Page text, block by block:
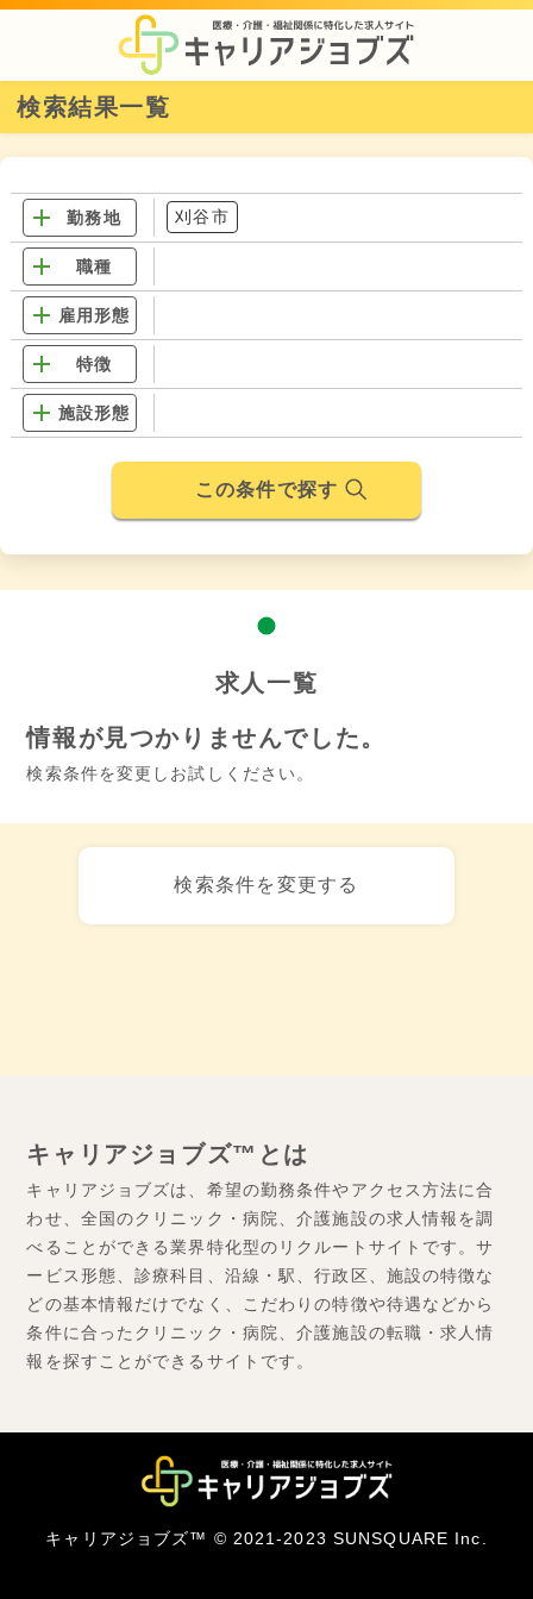
検索結果一覧
勤務地 刈谷市
職種
雇用形態
特徴
施設形態
この条件で探す
求人一覧
情報が見つかりませんでした。
検索条件を変更しお試しください。
検索条件を変更する
キャリアジョブズ™とは
キャリアジョブズは、希望の勤務条件やアクセス方法に合
わせ、全国のクリニック・病院、介護施設の求人情報を調
べることができる業界特化型のリクルートサイトです。サ
ービス形態、診療科目、沿線・駅、行政区、施設の特徴な
どの基本情報だけでなく、こだわりの特徴や待遇などから
条件に合ったクリニック・病院、介護施設の転職・求人情
報を探すことができるサイトです。
キャリアジョブズ™ © 2021-2023 SUNSQUARE Inc.